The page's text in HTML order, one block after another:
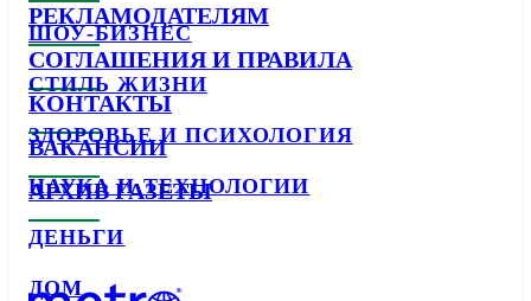
ШОУ-БИЗНЕС
СТИЛЬ ЖИЗНИ
ЗДОРОВЬЕ И ПСИХОЛОГИЯ
НАУКА И ТЕХНОЛОГИИ
ДЕНЬГИ
ДОМ
РЕКЛАМОДАТЕЛЯМ
СОГЛАШЕНИЯ И ПРАВИЛА
КОНТАКТЫ
ВАКАНСИИ
АРХИВ ГАЗЕТЫ